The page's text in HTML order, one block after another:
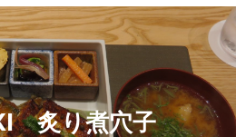
炙り煮穴子